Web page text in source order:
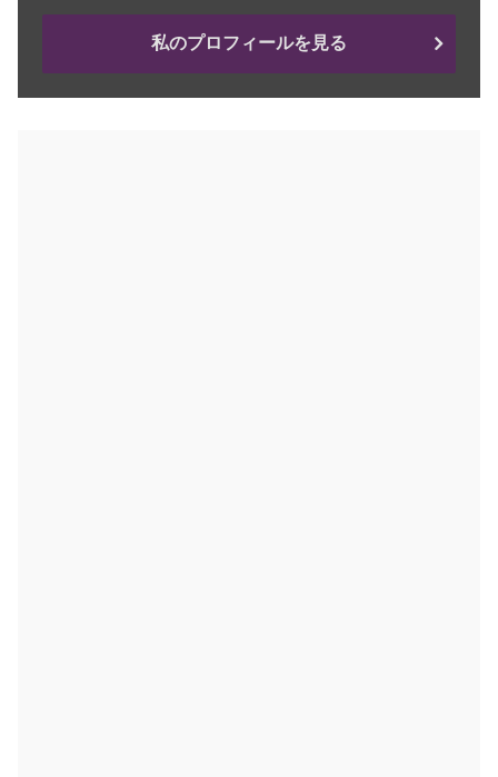
私のプロフィールを見る